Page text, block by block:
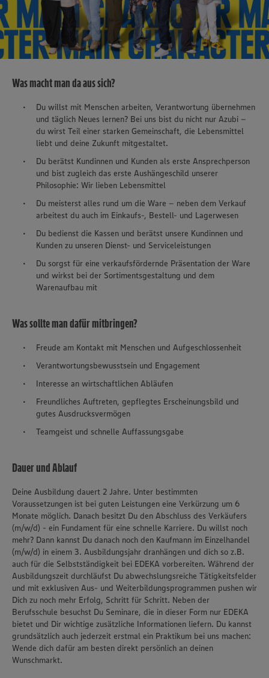
Was macht man da aus sich?
Du willst mit Menschen arbeiten, Verantwortung übernehmen
und täglich Neues lernen? Bei uns bist du nicht nur Azubi –
du wirst Teil einer starken Gemeinschaft, die Lebensmittel
liebt und deine Zukunft mitgestaltet.
Du berätst Kundinnen und Kunden als erste Ansprechperson
und bist zugleich das erste Aushängeschild unserer
Philosophie: Wir lieben Lebensmittel
Du meisterst alles rund um die Ware – neben dem Verkauf
arbeitest du auch im Einkaufs-, Bestell- und Lagerwesen
Du bedienst die Kassen und berätst unsere Kundinnen und
Kunden zu unseren Dienst- und Serviceleistungen
Du sorgst für eine verkaufsfördernde Präsentation der Ware
und wirkst bei der Sortimentsgestaltung und dem
Warenaufbau mit
Was sollte man dafür mitbringen?
Freude am Kontakt mit Menschen und Aufgeschlossenheit
Verantwortungsbewusstsein und Engagement
Interesse an wirtschaftlichen Abläufen
Freundliches Auftreten, gepflegtes Erscheinungsbild und
gutes Ausdrucksvermögen
Teamgeist und schnelle Auffassungsgabe
Dauer und Ablauf
Deine Ausbildung dauert 2 Jahre. Unter bestimmten
Voraussetzungen ist bei guten Leistungen eine Verkürzung um 6
Monate möglich. Danach besitzt Du den Abschluss des Verkäufers
(m/w/d) - ein Fundament für eine schnelle Karriere. Du willst noch
mehr? Dann kannst Du danach noch den Kaufmann im Einzelhandel
(m/w/d) in einem 3. Ausbildungsjahr dranhängen und dich so z.B.
auch für die Selbstständigkeit bei EDEKA vorbereiten. Während der
Ausbildungszeit durchläufst Du abwechslungsreiche Tätigkeitsfelder
und mit exklusiven Aus- und Weiterbildungsprogrammen pushen wir
Dich zu noch mehr Erfolg, Schritt für Schritt. Neben der
Berufsschule besuchst Du Seminare, die in dieser Form nur EDEKA
bietet und Dir wichtige zusätzliche Informationen liefern. Du kannst
grundsätzlich auch jederzeit erstmal ein Praktikum bei uns machen:
Wende dich dafür am besten direkt persönlich an deinen
Wunschmarkt.